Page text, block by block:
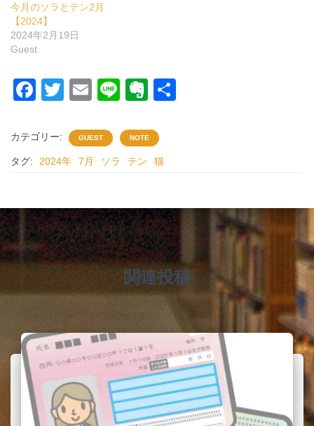
今月のソラとテン2月
【2024】
2024年2月19日
Guest
F
c
e
o
o
k
T
tt
er
E
ail
Li
e
E
er
n
e
カテゴリー: GUEST NOTE
タグ: 2024年 7月 ソラ テン 猫
関連投稿